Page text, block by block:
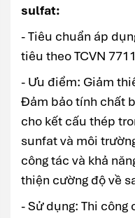
sulfat:
- Tiêu chuẩn áp
tiêu theo TCVN
- Ưu điểm: Giảm
Đảm bảo tính chất
cho kết cấu thép
sunfat và môi
công tác và khả
thiện cường độ về
- Sử dụng: Thi